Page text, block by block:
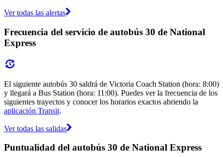
Ver todas las alertas
Frecuencia del servicio de autobús 30 de National
Express
El siguiente autobús 30 saldrá de Victoria Coach Station (hora: 8:00)
y llegará a Bus Station (hora: 11:00). Puedes ver la frecuencia de los
siguientes trayectos y conocer los horarios exactos abriendo la
aplicación Transit.
Ver todas las salidas
Puntualidad del autobús 30 de National Express